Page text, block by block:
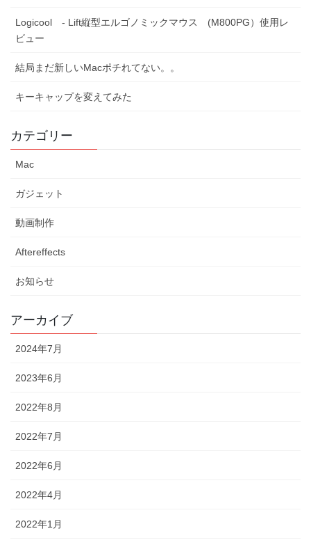
Logicool - Lift縦型エルゴノミックマウス (M800PG）使用レ
ビュー
結局まだ新しいMacポチれてない。。
キーキャップを変えてみた
カテゴリー
Mac
ガジェット
動画制作
Aftereffects
お知らせ
アーカイブ
2024年7月
2023年6月
2022年8月
2022年7月
2022年6月
2022年4月
2022年1月